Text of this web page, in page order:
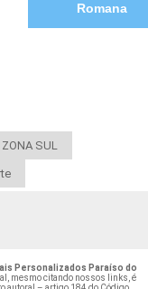
Romana
ZONA SUL
Personalizados Paraíso do
mesmo citando nossos links, é